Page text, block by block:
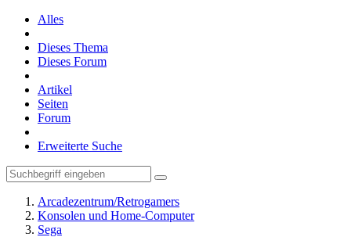
Alles
Dieses Thema
Dieses Forum
Artikel
Seiten
Forum
Erweiterte Suche
Arcadezentrum/Retrogamers
Konsolen und Home-Computer
Sega